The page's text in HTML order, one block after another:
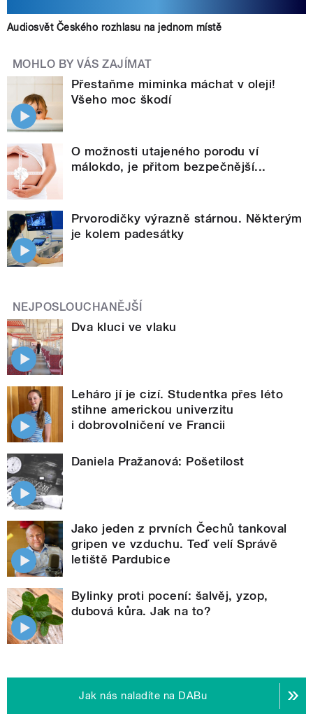
Audiosvět Českého rozhlasu na jednom místě
MOHLO BY VÁS ZAJÍMAT
Přestaňme miminka máchat v oleji!
Všeho moc škodí
O možnosti utajeného porodu ví
málokdo, je přitom bezpečnější...
Prvorodičky výrazně stárnou. Některým
je kolem padesátky
NEJPOSLOUCHANĚJŠÍ
Dva kluci ve vlaku
Leháro jí je cizí. Studentka přes léto
stihne americkou univerzitu
i dobrovolničení ve Francii
Daniela Pražanová: Pošetilost
Jako jeden z prvních Čechů tankoval
gripen ve vzduchu. Teď velí Správě
letiště Pardubice
Bylinky proti pocení: šalvěj, yzop,
dubová kůra. Jak na to?
Jak nás naladíte na DABu